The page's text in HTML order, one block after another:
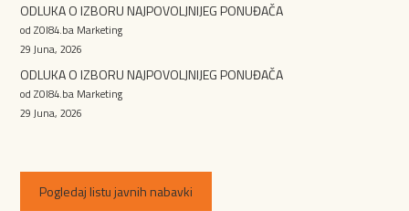
ODLUKA O IZBORU NAJPOVOLJNIJEG PONUĐAČA
od ZOI84.ba Marketing
29 Juna, 2026
ODLUKA O IZBORU NAJPOVOLJNIJEG PONUĐAČA
od ZOI84.ba Marketing
29 Juna, 2026
Pogledaj listu javnih nabavki